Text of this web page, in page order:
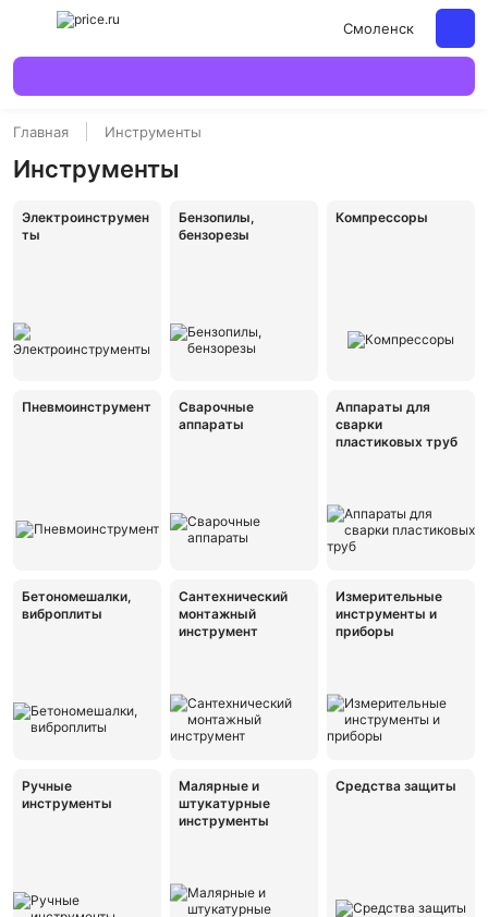
Смоленск
Главная Инструменты
Инструменты
Электроинструмен
ты
Бензопилы,
бензорезы
Компрессоры
Пневмоинструмент
Сварочные
аппараты
Аппараты для
сварки
пластиковых труб
Бетономешалки,
виброплиты
Сантехнический
монтажный
инструмент
Измерительные
инструменты и
приборы
Ручные
инструменты
Малярные и
штукатурные
инструменты
Средства защиты